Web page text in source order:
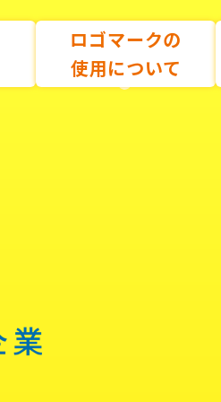
ロゴマークの
使用について